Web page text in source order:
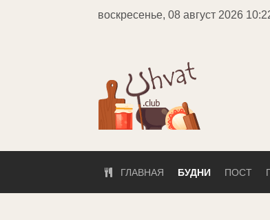
воскресенье, 08 август 2026
ГЛАВНАЯ БУДНИ ПОСТ